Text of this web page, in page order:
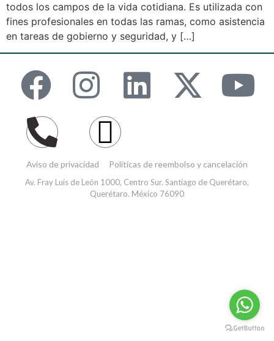
todos los campos de la vida cotidiana. Es utilizada con
fines profesionales en todas las ramas, como asistencia
en tareas de gobierno y seguridad, y […]
Aviso de privacidad Políticas de reembolso y cancelación
Av. Fray Luis de León 1000, Centro Sur. Santiago de Querétaro,
Querétaro. México 76090